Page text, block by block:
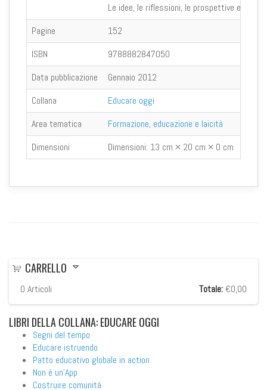
Le idee, le riflessioni, le prospettive e gli
Pagine
152
ISBN
9788882847050
Data pubblicazione
Gennaio 2012
Collana
Educare oggi
Area tematica
Formazione, educazione e laicità
Dimensioni
Dimensioni: 13 cm × 20 cm × 0 cm
CARRELLO
0 Articoli Totale: €0,00
LIBRI DELLA COLLANA: EDUCARE OGGI
Segni del tempo
Educare istruendo
Patto educativo globale in action
Non è un'App
Costruire comunità